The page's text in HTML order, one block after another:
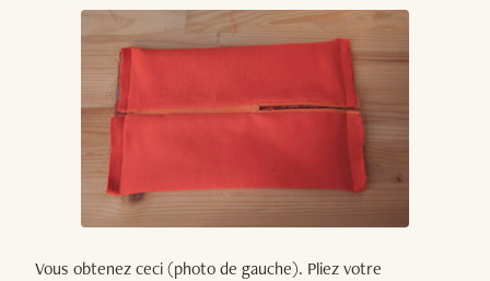
Vous obtenez ceci (photo de gauche). Pliez votre